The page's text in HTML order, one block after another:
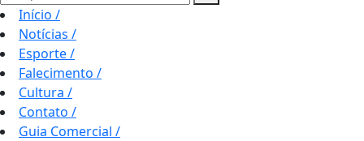
Início /
Notícias /
Esporte/
Falecimento /
Cultura /
Contato /
Guia Comercial /